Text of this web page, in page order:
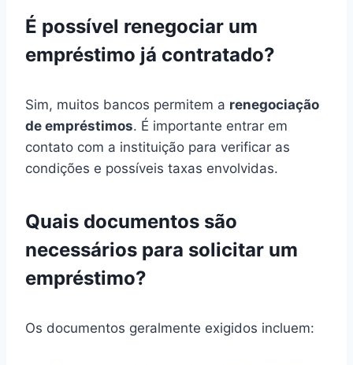
É possível renegociar um
empréstimo já contratado?
Sim, muitos bancos permitem a renegociação
de empréstimos. É importante entrar em
contato com a instituição para verificar as
condições e possíveis taxas envolvidas.
Quais documentos são
necessários para solicitar um
empréstimo?
Os documentos geralmente exigidos incluem: